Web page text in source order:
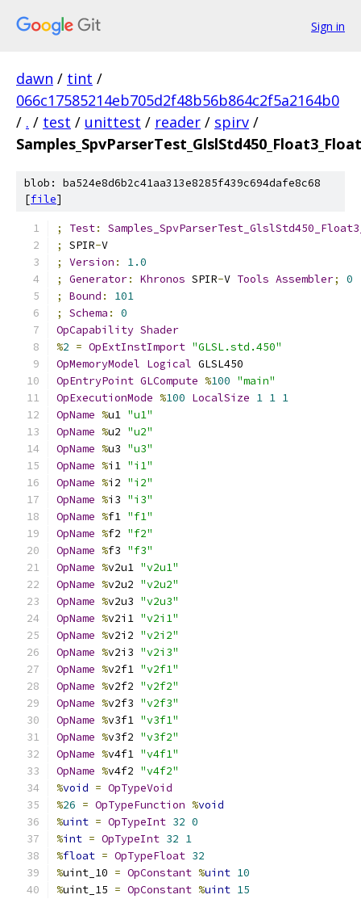
Sign in
dawn / tint /
066c17585214eb705d2f48b56b864c2f5a2164b0
/ . / test / unittest / reader / spirv /
blob: ba524e8d6b2c41aa313e8285f439c694dafe8c68
[file]
; Test:
;
SPIR-V
;
Version :
1.0
;
Generator: Khronos SPIR-V Tools Assembler;
0
;
Bound :
101
;
Schema :
0
OpCapability Shader
%2 = OpExtInstImport "GLSL.std.450"
OpMemoryModel Logical GLSL450
OpEntryPoint GLCompute %100 "main"
OpExecutionMode %100 LocalSize 1 1 1
OpName %u1 "u1"
OpName %u2 "u2"
OpName %u3 "u3"
OpName %i1 "i1"
OpName %i2 "i2"
OpName %i3 "i3"
OpName %f1 "f1"
OpName %f2 "f2"
OpName %f3 "f3"
OpName %v2u1 "v2u1"
OpName %v2u2 "v2u2"
OpName %v2u3 "v2u3"
OpName %v2i1 "v2i1"
OpName %v2i2 "v2i2"
OpName %v2i3 "v2i3"
OpName %v2f1 "v2f1"
OpName %v2f2 "v2f2"
OpName %v2f3 "v2f3"
OpName %v3f1 "v3f1"
OpName %v3f2 "v3f2"
OpName %v4f1 "v4f1"
OpName %v4f2 "v4f2"
%void = OpTypeVoid
%26 = OpTypeFunction %void
%uint = OpTypeInt 32 0
%int = OpTypeInt 32 1
%float = OpTypeFloat 32
%uint_10 = OpConstant %uint 10
%uint_15 = OpConstant %uint 15